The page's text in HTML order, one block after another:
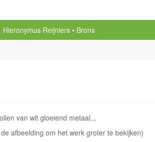
Hieronymus Reijniers
Brons
van wit gloeiend metaal...
afbeelding om het werk groter te bekijken)